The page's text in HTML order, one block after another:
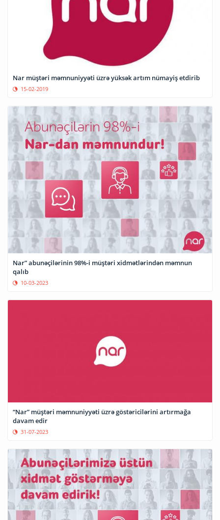
Nar müştəri məmnuniyyəti üzrə yüksək artım nümayiş etdirib
15-02-2019
Nar” abunəçilərinin 98%-i müştəri xidmətlərindən məmnun
qalıb
10-03-2023
“Nar” müştəri məmnuniyyəti üzrə göstəricilərini artırmağa
davam edir
31-07-2023